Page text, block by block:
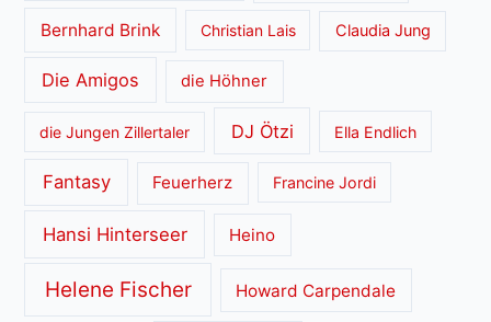
Bernhard Brink Christian Lais Claudia Jung
Die Amigos die Höhner
die Jungen Zillertaler DJ Ötzi Ella Endlich
Fantasy Feuerherz Francine Jordi
Hansi Hinterseer Heino
Helene Fischer Howard Carpendale